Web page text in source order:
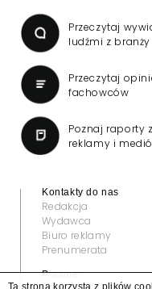
Przeczytaj
ludźmi z branży
Przeczytaj
fachowców
Poznaj raporty
reklamy i
Kontakty do nas
Redakcja
Wydawca
Biuro reklamy
Prenumerata
Prawne:
Ta strona korzysta z plików